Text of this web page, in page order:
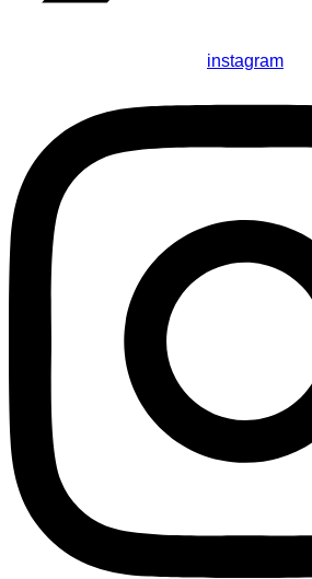
instagram